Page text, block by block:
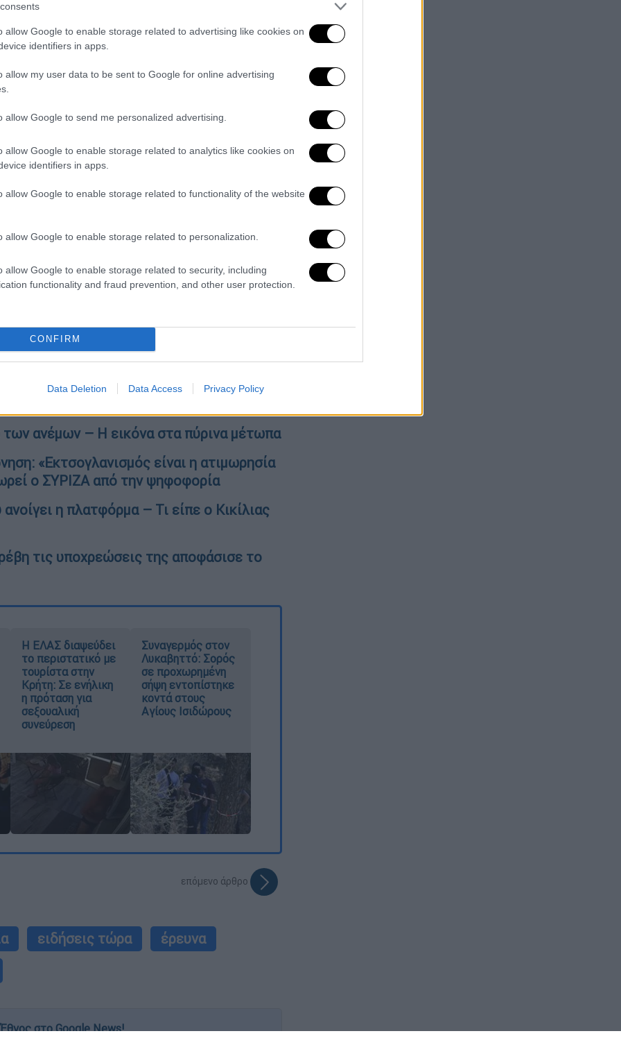
allow Google to enable storage related to advertising like cookies on
identifiers in apps.
allow my user data to be sent to Google for online advertising
allow Google to send me personalized advertising.
allow Google to enable storage related to analytics like cookies on
identifiers in apps.
allow Google to enable storage related to functionality of the website
allow Google to enable storage related to personalization.
allow Google to enable storage related to security, including
functionality and fraud prevention, and other user protection.
CONFIRM
Data Deletion Data Access Privacy Policy
από το εσωτερικό ενός
τις σειρήνες και περνάει ένα
γυναικείες φωνές από τα πίσω
video
ανέμων – Η εικόνα στα πύρινα μέτωπα
«Εκτσογλανισμός είναι η ατιμωρησία
ο ΣΥΡΙΖΑ από την ψηφοφορία
η πλατφόρμα – Τι είπε ο Κικίλιας
τις υποχρεώσεις της αποφάσισε το
Η ΕΛΑΣ διαψεύδει
το περιστατικό με
τουρίστα στην
Κρήτη: Σε ενήλικη
η πρόταση για
σεξουαλική
συνεύρεση
Συναγερμός στον
Λυκαβηττό: Σορός
σε προχωρημένη
σήψη εντοπίστηκε
κοντά στους
Αγίους Ισιδώρους
επόμενο άρθρο
ειδήσεις τώρα
έρευνα
στο Google News!